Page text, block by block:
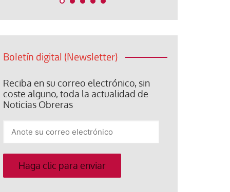
Boletín digital (Newsletter)
Reciba en su correo electrónico, sin
coste alguno, toda la actualidad de
Noticias Obreras
su
correo
electrónico
Haga clic para enviar